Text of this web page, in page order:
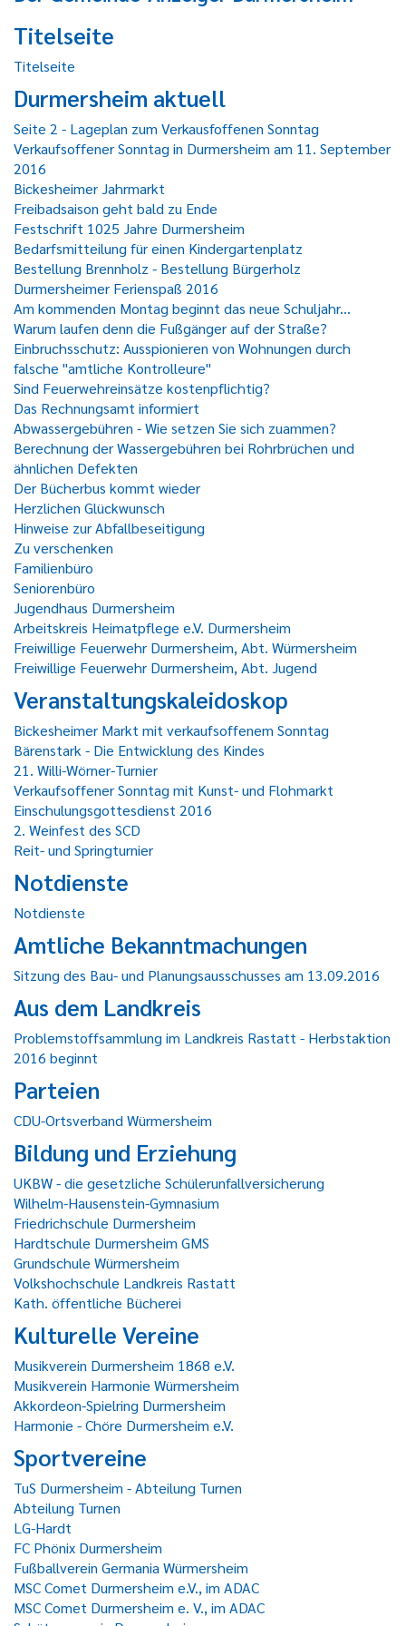
Titelseite
Titelseite
Durmersheim aktuell
Seite 2 - Lageplan zum Verkausfoffenen Sonntag
Verkaufsoffener Sonntag in Durmersheim am 11. September
2016
Bickesheimer Jahrmarkt
Freibadsaison geht bald zu Ende
Festschrift 1025 Jahre Durmersheim
Bedarfsmitteilung für einen Kindergartenplatz
Bestellung Brennholz - Bestellung Bürgerholz
Durmersheimer Ferienspaß 2016
Am kommenden Montag beginnt das neue Schuljahr...
Warum laufen denn die Fußgänger auf der Straße?
Einbruchsschutz: Ausspionieren von Wohnungen durch
falsche "amtliche Kontrolleure"
Sind Feuerwehreinsätze kostenpflichtig?
Das Rechnungsamt informiert
Abwassergebühren - Wie setzen Sie sich zuammen?
Berechnung der Wassergebühren bei Rohrbrüchen und
ähnlichen Defekten
Der Bücherbus kommt wieder
Herzlichen Glückwunsch
Hinweise zur Abfallbeseitigung
Zu verschenken
Familienbüro
Seniorenbüro
Jugendhaus Durmersheim
Arbeitskreis Heimatpflege e.V. Durmersheim
Freiwillige Feuerwehr Durmersheim, Abt. Würmersheim
Freiwillige Feuerwehr Durmersheim, Abt. Jugend
Veranstaltungskaleidoskop
Bickesheimer Markt mit verkaufsoffenem Sonntag
Bärenstark - Die Entwicklung des Kindes
21. Willi-Wörner-Turnier
Verkaufsoffener Sonntag mit Kunst- und Flohmarkt
Einschulungsgottesdienst 2016
2. Weinfest des SCD
Reit- und Springturnier
Notdienste
Notdienste
Amtliche Bekanntmachungen
Sitzung des Bau- und Planungsausschusses am 13.09.2016
Aus dem Landkreis
Problemstoffsammlung im Landkreis Rastatt - Herbstaktion
2016 beginnt
Parteien
CDU-Ortsverband Würmersheim
Bildung und Erziehung
UKBW - die gesetzliche Schülerunfallversicherung
Wilhelm-Hausenstein-Gymnasium
Friedrichschule Durmersheim
Hardtschule Durmersheim GMS
Grundschule Würmersheim
Volkshochschule Landkreis Rastatt
Kath. öffentliche Bücherei
Kulturelle Vereine
Musikverein Durmersheim 1868 e.V.
Musikverein Harmonie Würmersheim
Akkordeon-Spielring Durmersheim
Harmonie - Chöre Durmersheim e.V.
Sportvereine
TuS Durmersheim - Abteilung Turnen
Abteilung Turnen
LG-Hardt
FC Phönix Durmersheim
Fußballverein Germania Würmersheim
MSC Comet Durmersheim e.V., im ADAC
MSC Comet Durmersheim e. V., im ADAC